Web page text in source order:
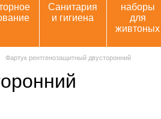
Санитария
и гигиена
наборы
для
живтоных
Фартук рентгенозащитный двусторонний